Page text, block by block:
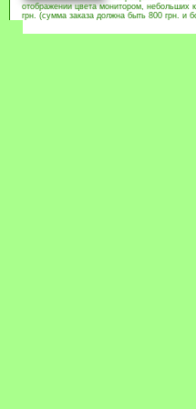
отображении цвета монитором, небольших
грн. (сумма заказа должна быть 800 грн. и